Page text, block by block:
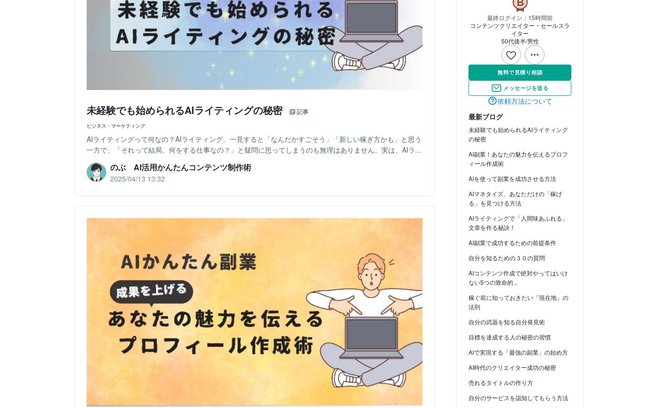
最終ログイン： 15時間前
コンテンツクリエイター・セールスラ
イター
50代後半男性
無料で見積り相談
メッセージを送る
依頼方法について
最新ブログ
未経験でも始められるAIライティング
の秘密
AI副業！あなたの魅力を伝えるプロフ
ィール作成術
AIを使って副業を成功させる方法
AIマネタイズ、あなただけの「稼げ
る」を見つける方法
AIライティングで「人間味あふれる」
文章を作る秘訣！
AI副業で成功するための前提条件
自分を知るための３０の質問
AIコンテンツ作成で絶対やってはいけ
ない5つの致命的...
稼ぐ前に知っておきたい「現在地」の
法則
自分の武器を知る自分発見術
目標を達成する人の秘密の習慣
AIで実現する「最強の副業」の始め方
AI時代のクリエイター成功の秘密
売れるタイトルの作り方
自分のサービスを認知してもらう方法
未経験でも始められるAIライティングの秘密 記事
ビジネス・マーケティング
AIライティングって何なの？AIライティング。一見すると「なんだかすごそう」「新しい稼ぎ方かも」と思う
一方で、「それって結局、何をする仕事なの？」と疑問に思ってしまうのも無理はありません。実は、AIラ...
のぶ AI活用かんたんコンテンツ制作術
2025/04/13 13:32